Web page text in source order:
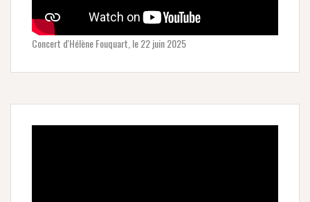
Concert d'Hélène Fouquart, le 22 juin 2025